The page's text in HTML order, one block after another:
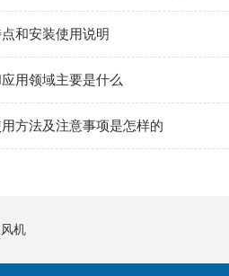
和安装使用说明
用领域主要是什么
方法及注意事项是怎样的
机